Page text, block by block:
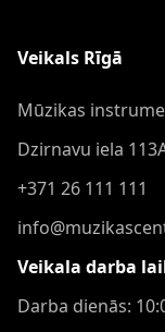
Veikals Rīgā
Mūzikas
Dzirnavu iela
+371 26 111 111
Veikala darba
Darba dienās: